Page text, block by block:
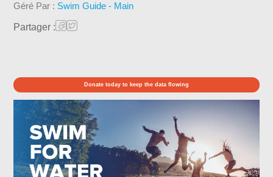
Géré Par : Swim Guide - Main
Partager :
Donate today to keep the data flowing